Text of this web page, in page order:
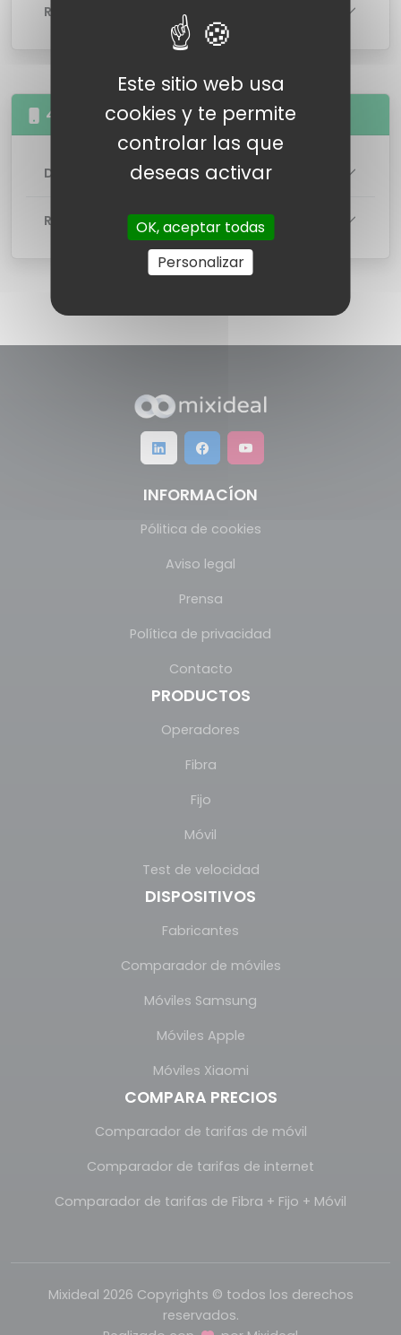
ROUTER : Router Livebox
40GB 50 minutos a fijos y móviles
DETALLES DE LA TARIFA
RED
INFORMACÍON
Pólitica de cookies
Aviso legal
Prensa
Política de privacidad
Contacto
PRODUCTOS
Operadores
Fibra
Fijo
Móvil
Test de velocidad
DISPOSITIVOS
Fabricantes
Comparador de móviles
Móviles Samsung
Móviles Apple
Móviles Xiaomi
COMPARA PRECIOS
Comparador de tarifas de móvil
Comparador de tarifas de internet
Comparador de tarifas de Fibra + Fijo + Móvil
Mixideal 2026 Copyrights © todos los derechos
reservados.
Este sitio web usa
cookies y te permite
controlar las que
deseas activar
OK, aceptar todas
Personalizar